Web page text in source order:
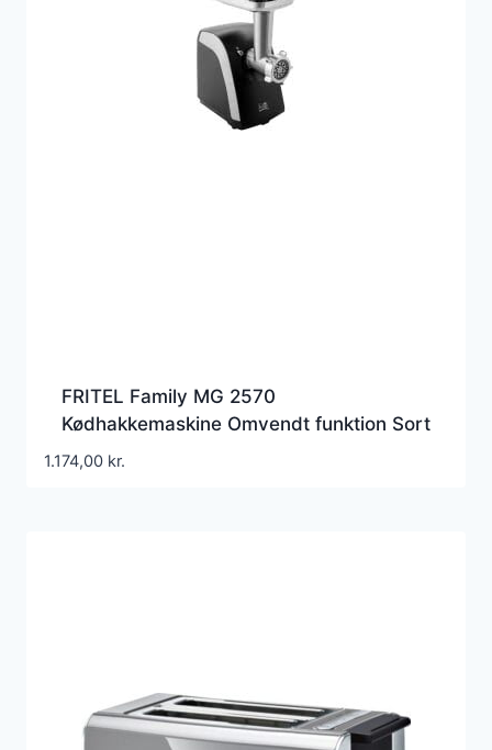
FRITEL Family MG 2570
Kødhakkemaskine Omvendt funktion Sort
1.174,00 kr.